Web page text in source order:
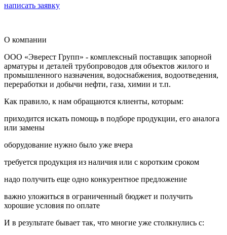
написать заявку
О компании
ООО «Эверест Групп» - комплексный поставщик запорной
арматуры и деталей трубопроводов для объектов жилого и
промышленного назначения, водоснабжения, водоотведения,
переработки и добычи нефти, газа, химии и т.п.
Как правило, к нам обращаются клиенты, которым:
приходится искать помощь в подборе продукции, его аналога
или замены
оборудование нужно было уже вчера
требуется продукция из наличия или с коротким сроком
надо получить еще одно конкурентное предложение
важно уложиться в ограниченный бюджет и получить
хорошие условия по оплате
И в результате бывает так, что многие уже столкнулись с: